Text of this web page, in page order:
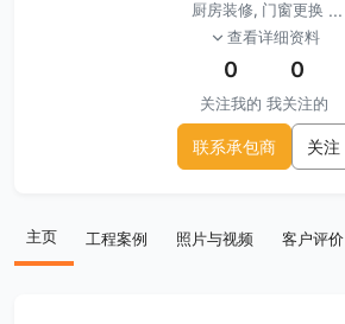
厨房装修, 门窗更换 ...
查看详细资料
0
关注我的
0
我关注的
联系承包商 关注
主页 工程案例 照片与视频 客户评价